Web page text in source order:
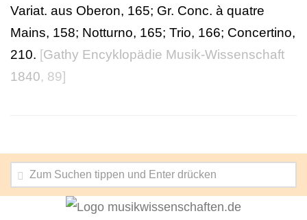
Variat. aus Oberon, 165; Gr. Conc. à quatre
Mains, 158; Notturno, 165; Trio, 166; Concertino,
210. [Gathy Encyklopädie Musik-Wissenschaft
1840, 89]